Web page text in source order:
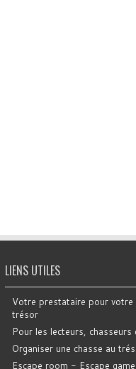
LIENS UTILES
Votre prestataire pour votre
trésor
Pour les lecteurs,
Organiser une chasse au
Escape room - Escape game